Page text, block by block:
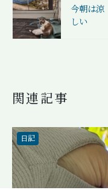
今朝は涼
しい
関連記事
日記